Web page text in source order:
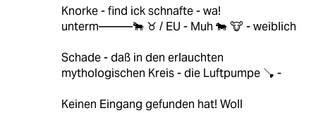
Knorke - find ick schnafte - wa!
unterm———🐂 ♉️ / EU - Muh 🐄 🐮 - weiblich
Schade - daß in den erlauchten
mythologischen Kreis - die Luftpumpe 🪠 -
Keinen Eingang gefunden hat! Woll